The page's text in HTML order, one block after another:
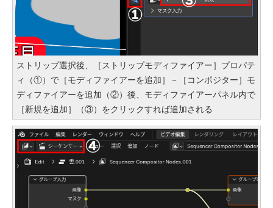
ストリップ選択後、［ストリップモディファイアー］プロパテ
ィ（①）で［モディファイアーを追加］－［コンポジター］モ
ディファイアーを追加（②）後、モディファイアーパネル内で
［新規を追加］（③）をクリックすれば追加される